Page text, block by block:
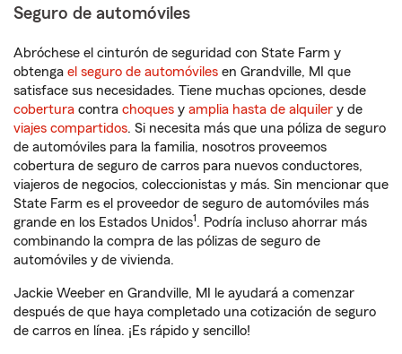
Seguro de automóviles
Abróchese el cinturón de seguridad con State Farm y
obtenga el seguro de automóviles en Grandville, MI que
satisface sus necesidades. Tiene muchas opciones, desde
cobertura contra choques y amplia hasta de alquiler y de
viajes compartidos. Si necesita más que una póliza de seguro
de automóviles para la familia, nosotros proveemos
cobertura de seguro de carros para nuevos conductores,
viajeros de negocios, coleccionistas y más. Sin mencionar que
State Farm es el proveedor de seguro de automóviles más
grande en los Estados Unidos1 . Podría incluso ahorrar más
combinando la compra de las pólizas de seguro de
automóviles y de vivienda.
Jackie Weeber en Grandville, MI le ayudará a comenzar
después de que haya completado una cotización de seguro
de carros en línea. ¡Es rápido y sencillo!